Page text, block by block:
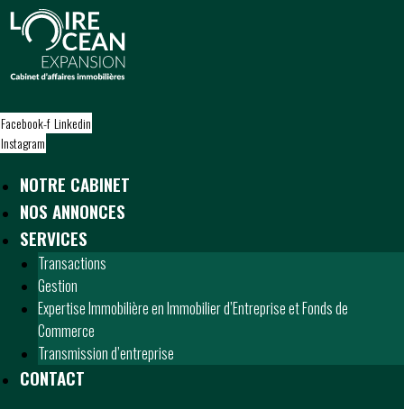
o
c
o
t
e
t
Facebook-f Linkedin
Instagram
NOTRE CABINET
NOS ANNONCES
SERVICES
Transactions
Gestion
Expertise Immobilière en Immobilier d’Entreprise et Fonds de
Commerce
Transmission d’entreprise
CONTACT